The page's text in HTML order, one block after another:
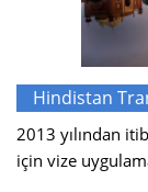
Hindistan
2013 yılından
için vize